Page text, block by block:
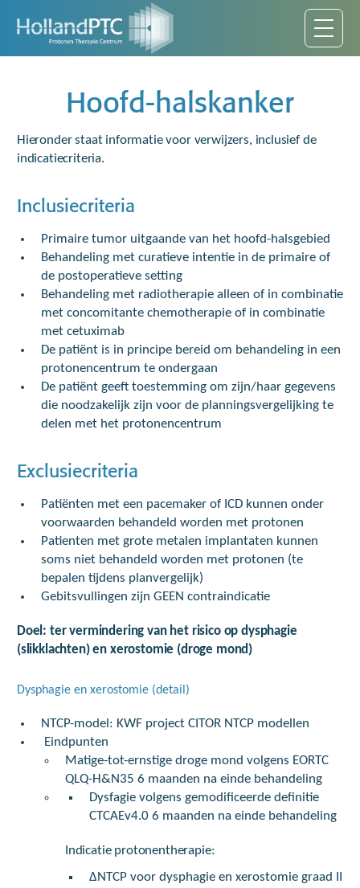
Hoofd-halskanker
Hieronder staat informatie voor verwijzers, inclusief de
indicatiecriteria.
Inclusiecriteria
Primaire tumor uitgaande van het hoofd-halsgebied
Behandeling met curatieve intentie in de primaire of
de postoperatieve setting
Behandeling met radiotherapie alleen of in combinatie
met concomitante chemotherapie of in combinatie
met cetuximab
De patiënt is in principe bereid om behandeling in een
protonencentrum te ondergaan
De patiënt geeft toestemming om zijn/haar gegevens
die noodzakelijk zijn voor de planningsvergelijking te
delen met het protonencentrum
Exclusiecriteria
Patiënten met een pacemaker of ICD kunnen onder
voorwaarden behandeld worden met protonen
Patienten met grote metalen implantaten kunnen
soms niet behandeld worden met protonen (te
bepalen tijdens planvergelijk)
Gebitsvullingen zijn GEEN contraindicatie
Doel: ter vermindering van het risico op dysphagie
(slikklachten) en xerostomie (droge mond)
Dysphagie en xerostomie (detail)
NTCP-model: KWF project CITOR NTCP modellen
Eindpunten
Matige-tot-ernstige droge mond volgens EORTC
QLQ-H&N35 6 maanden na einde behandeling
Dysfagie volgens gemodificeerde definitie
CTCAEv4.0 6 maanden na einde behandeling
Indicatie protonentherapie:
ΔNTCP voor dysphagie en xerostomie graad II